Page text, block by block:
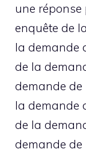
une
enquête de
la demande
de la
demande
la demande
de la
demande